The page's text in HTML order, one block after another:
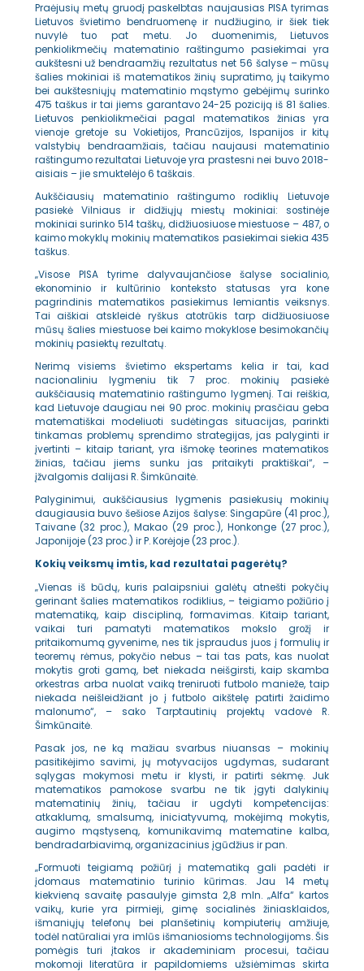
Praėjusių metų gruodį paskelbtas naujausias PISA tyrimas
Lietuvos švietimo bendruomenę ir nudžiugino, ir šiek tiek
nuvylė tuo pat metu. Jo duomenimis, Lietuvos
penkiolikmečių matematinio raštingumo pasiekimai yra
aukštesni už bendraamžių rezultatus net 56 šalyse – mūsų
šalies mokiniai iš matematikos žinių supratimo, jų taikymo
bei aukštesniųjų matematinio mąstymo gebėjimų surinko
475 taškus ir tai jiems garantavo 24-25 poziciją iš 81 šalies.
Lietuvos penkiolikmečiai pagal matematikos žinias yra
vienoje gretoje su Vokietijos, Prancūzijos, Ispanijos ir kitų
valstybių bendraamžiais, tačiau naujausi matematinio
raštingumo rezultatai Lietuvoje yra prastesni nei buvo 2018-
aisiais – jie smuktelėjo 6 taškais.
Aukščiausių matematinio raštingumo rodiklių Lietuvoje
pasiekė Vilniaus ir didžiųjų miestų mokiniai: sostinėje
mokiniai surinko 514 taškų, didžiuosiuose miestuose – 487, o
kaimo mokyklų mokinių matematikos pasiekimai siekia 435
taškus.
„Visose PISA tyrime dalyvaujančiose šalyse socialinio,
ekonominio ir kultūrinio konteksto statusas yra kone
pagrindinis matematikos pasiekimus lemiantis veiksnys.
Tai aiškiai atskleidė ryškus atotrūkis tarp didžiuosiuose
mūsų šalies miestuose bei kaimo mokyklose besimokančių
mokinių pasiektų rezultatų.
Nerimą visiems švietimo ekspertams kelia ir tai, kad
nacionaliniu lygmeniu tik 7 proc. mokinių pasiekė
aukščiausią matematinio raštingumo lygmenį. Tai reiškia,
kad Lietuvoje daugiau nei 90 proc. mokinių prasčiau geba
matematiškai modeliuoti sudėtingas situacijas, parinkti
tinkamas problemų sprendimo strategijas, jas palyginti ir
įvertinti – kitaip tariant, yra išmokę teorines matematikos
žinias, tačiau jiems sunku jas pritaikyti praktiškai“, –
įžvalgomis dalijasi R. Šimkūnaitė.
Palyginimui, aukščiausius lygmenis pasiekusių mokinių
daugiausia buvo šešiose Azijos šalyse: Singapūre (41 proc.),
Taivane (32 proc.), Makao (29 proc.), Honkonge (27 proc.),
Japonijoje (23 proc.) ir P. Korėjoje (23 proc.).
Kokių veiksmų imtis, kad rezultatai pagerėtų?
„Vienas iš būdų, kuris palaipsniui galėtų atnešti pokyčių
gerinant šalies matematikos rodiklius, – teigiamo požiūrio į
matematiką, kaip discipliną, formavimas. Kitaip tariant,
vaikai turi pamatyti matematikos mokslo grožį ir
pritaikomumą gyvenime, nes tik įspraudus juos į formulių ir
teoremų rėmus, pokyčio nebus – tai tas pats, kas nuolat
mokytis groti gamą, bet niekada neišgirsti, kaip skamba
orkestras arba nuolat vaiką treniruoti futbolo manieže, taip
niekada neišleidžiant jo į futbolo aikštelę patirti žaidimo
malonumo“, – sako Tarptautinių projektų vadovė R.
Šimkūnaitė.
Pasak jos, ne ką mažiau svarbus niuansas – mokinių
pasitikėjimo savimi, jų motyvacijos ugdymas, sudarant
sąlygas mokymosi metu ir klysti, ir patirti sėkmę. Juk
matematikos pamokose svarbu ne tik įgyti dalykinių
matematinių žinių, tačiau ir ugdyti kompetencijas:
atkaklumą, smalsumą, iniciatyvumą, mokėjimą mokytis,
augimo mąstyseną, komunikavimą matematine kalba,
bendradarbiavimą, organizacinius įgūdžius ir pan.
„Formuoti teigiamą požiūrį į matematiką gali padėti ir
įdomaus matematinio turinio kūrimas. Jau 14 metų
kiekvieną savaitę pasaulyje gimsta 2,8 mln. „Alfa“ kartos
vaikų, kurie yra pirmieji, gimę socialinės žiniasklaidos,
išmaniųjų telefonų bei planšetinių kompiuterių amžiuje,
todėl natūraliai yra imlūs išmaniosioms technologijoms. Šis
pomėgis turi įtakos ir akademiniam procesui, tačiau
mokomoji literatūra ir papildomiems užsiėmimas skirta